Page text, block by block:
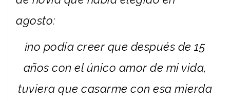
agosto:
¡no podía creer que después de 15
años con el único amor de mi vida,
tuviera que casarme con esa mierda